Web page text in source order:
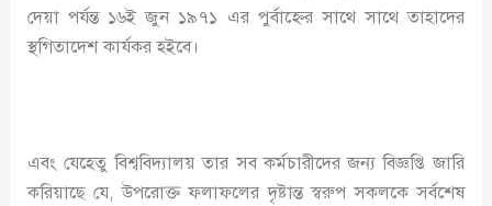
দেয়া পর্যন্ত ১৬ই জুন ১৯৭১ এর পুর্বাহ্নের সাথে সাথে তাহাদের
স্থগিতাদেশ কার্যকর হইবে।
এবং যেহেতু বিশ্ববিদ্যালয় তার সব কর্মচারীদের জন্য বিজ্ঞপ্তি জারি
করিয়াছে যে, উপরোক্ত ফলাফলের দৃষ্টান্ত স্বরুপ সকলকে সর্বশেষ